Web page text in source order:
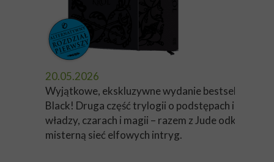
20.05.2026
Wyjątkowe, ekskluzywne wydanie bestsellera
Black! Druga część trylogii o podstępach i żądzy
władzy, czarach i magii – razem z Jude odkrywamy
misterną sieć elfowych intryg.